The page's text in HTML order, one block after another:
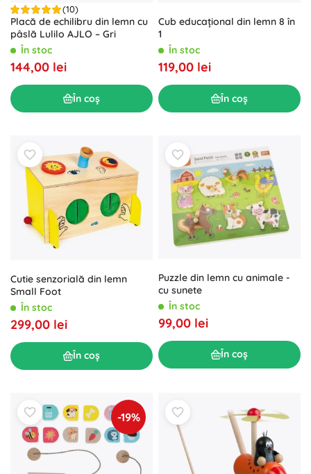
(10)
Placă de echilibru din lemn cu
pâslă Lulilo AJLO – Gri
În stoc
144,00 lei
În coș
Cub educațional din lemn 8 în
1
În stoc
119,00 lei
În coș
Cutie senzorială din lemn
Small Foot
În stoc
299,00 lei
În coș
Puzzle din lemn cu animale -
cu sunete
În stoc
99,00 lei
În coș
-19%